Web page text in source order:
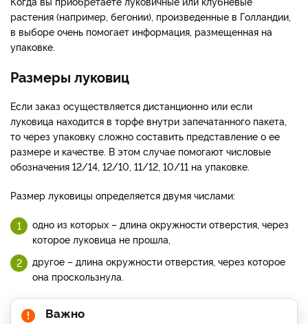
растения (например, бегонии), произведенные в Голландии,
в выборе очень помогает информация, размещенная на
упаковке.
Размеры луковиц
Если заказ осуществляется дистанционно или если
луковица находится в торфе внутри запечатанного пакета,
то через упаковку сложно составить представление о ее
размере и качестве. В этом случае помогают числовые
обозначения 12/14, 12/10, 11/12, 10/11 на упаковке.
Размер луковицы определяется двумя числами:
одно из которых – длина окружности отверстия, через
которое луковица не прошла,
другое – длина окружности отверстия, через которое
она проскользнула.
Важно